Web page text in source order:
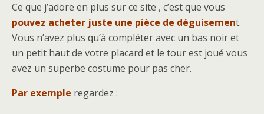
Ce que j’adore en plus sur ce site , c’est que vous
pouvez acheter juste une pièce de déguisement.
Vous n’avez plus qu’à compléter avec un bas noir et
un petit haut de votre placard et le tour est joué vous
avez un superbe costume pour pas cher.
Par exemple regardez :